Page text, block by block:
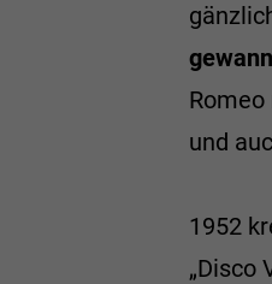
und
1952
„Disco